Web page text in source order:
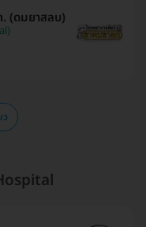
(ดมยาสลบ)